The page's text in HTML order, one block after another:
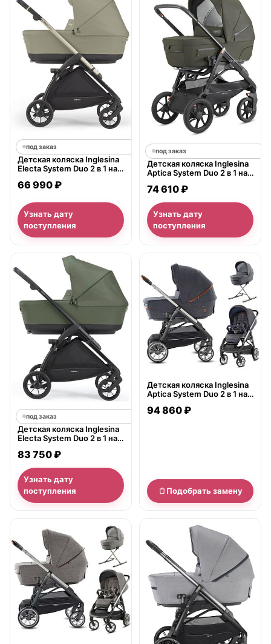
под заказ
Детская коляска Inglesina
Electa System Duo 2 в 1 на
66 990 ₽
Узнать дату
поступления
под заказ
Детская коляска Inglesina
Aptica System Duo 2 в 1 на
74 610 ₽
Узнать дату
поступления
под заказ
Детская коляска Inglesina
Electa System Duo 2 в 1 на
83 750 ₽
Узнать дату
поступления
нет в продаже
Детская коляска Inglesina
Aptica System Duo 2 в 1 на
Cuoio
94 860 ₽
Подобрать замену
нет в продаже